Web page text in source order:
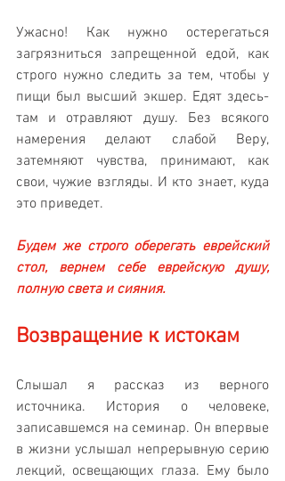
Ужасно! Как нужно остерегаться
загрязниться запрещенной едой, как
строго нужно следить за тем, чтобы у
пищи был высший экшер. Едят здесь-
там и отравляют душу. Без всякого
намерения делают слабой Веру,
затемняют чувства, принимают, как
свои, чужие взгляды. И кто знает, куда
это приведет.
Будем же строго оберегать еврейский
стол, вернем себе еврейскую душу,
полную света и сияния.
Возвращение к истокам
Слышал я рассказ из верного
источника. История о человеке,
записавшемся на семинар. Он впервые
в жизни услышал непрерывную серию
лекций, освещающих глаза. Ему было